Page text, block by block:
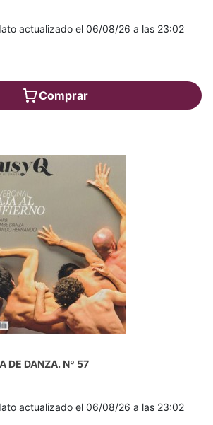
actualizado el 06/08/26 a las 23:02
Comprar
DE DANZA. Nº 57
actualizado el 06/08/26 a las 23:02